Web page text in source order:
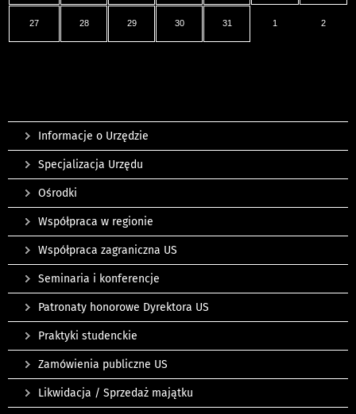
27 28 29 30 31 1 2
Informacje o Urzędzie
Specjalizacja Urzędu
Ośrodki
Współpraca w regionie
Współpraca zagraniczna US
Seminaria i konferencje
Patronaty honorowe Dyrektora US
Praktyki studenckie
Zamówienia publiczne US
Likwidacja / Sprzedaż majątku